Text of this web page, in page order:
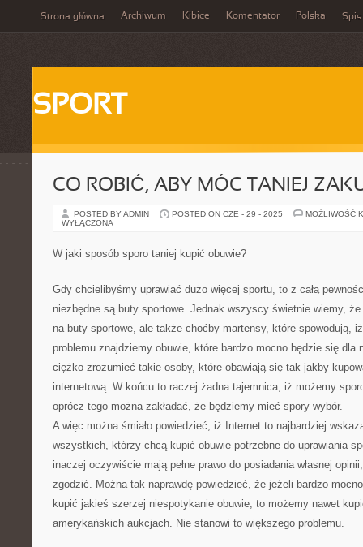
Strona główna Archiwum Kibice Komentator Polska Spis
SPORT
CO ROBIĆ, ABY MÓC TANIEJ
POSTED BY ADMIN POSTED ON CZE - 29 - 2025
MOŻLIWOŚĆ
WYŁĄCZONA
W jaki sposób sporo taniej kupić obuwie?
Gdy chcielibyśmy uprawiać dużo więcej sportu, to z całą
niezbędne są buty sportowe. Jednak wszyscy świetnie wiemy,
na buty sportowe, ale także choćby martensy, które spowodują,
problemu znajdziemy obuwie, które bardzo mocno będzie się dla
ciężko zrozumieć takie osoby, które obawiają się tak jakby
internetową. W końcu to raczej żadna tajemnica, iż możemy
oprócz tego można zakładać, że będziemy mieć spory wybór.
A więc można śmiało powiedzieć, iż Internet to najbardziej
wszystkich, którzy chcą kupić obuwie potrzebne do uprawiania
inaczej oczywiście mają pełne prawo do posiadania własnej
zgodzić. Można tak naprawdę powiedzieć, że jeżeli bardzo
kupić jakieś szerzej niespotykanie obuwie, to możemy nawet
amerykańskich aukcjach. Nie stanowi to większego problemu.